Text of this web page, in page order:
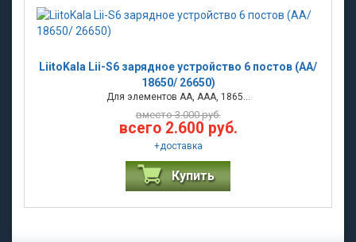
LiitoKala Lii-S6 зарядное устройство 6 постов (АА/
18650/ 26650)
Для элементов АА, ААА, 1865...
вместо 3.000 руб.
всего 2.600 руб.
+доставка
Купить